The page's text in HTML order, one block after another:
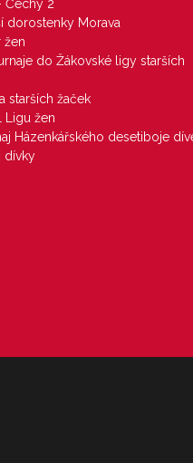
Čechy 2
dorostenky Morava
žen
do Žákovské ligy starších
starších žaček
Ligu žen
Házenkářského desetiboje
dívky